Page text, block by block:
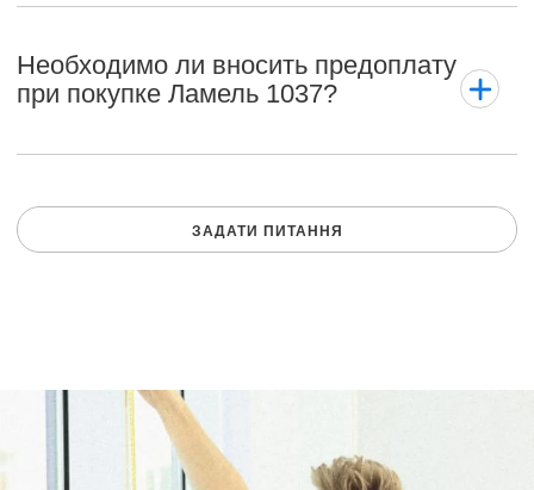
Необходимо ли вносить предоплату
при покупке Ламель 1037?
ЗАДАТИ ПИТАННЯ